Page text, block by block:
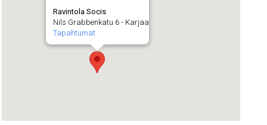
Ravintola Socis
Nils Grabbenkatu 6 - Karjaa
Tapahtumat